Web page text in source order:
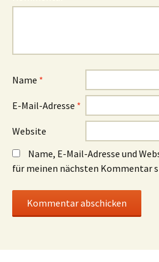
Name *
E-Mail-Adresse *
Website
Name, E-Mail-Adresse und
für meinen nächsten Kommentar